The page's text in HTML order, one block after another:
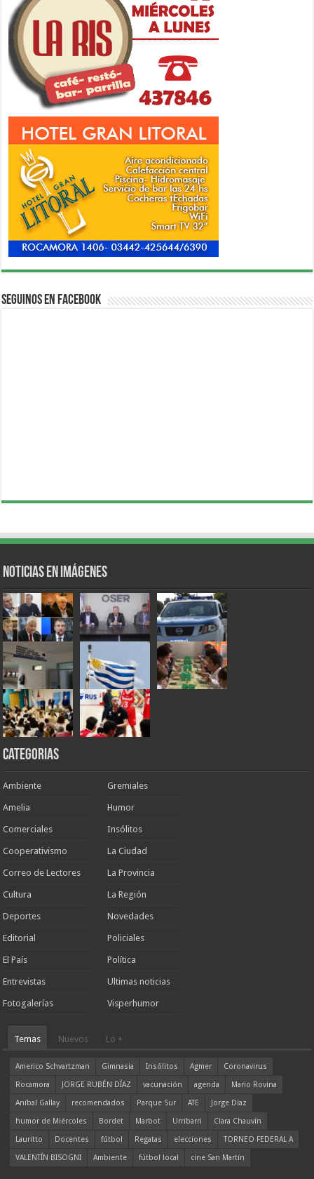
Seguinos en Facebook
Noticias en Imágenes
Categorias
Ambiente
Amelia
Comerciales
Cooperativismo
Correo de Lectores
Cultura
Deportes
Editorial
El País
Entrevistas
Fotogalerías
Gremiales
Humor
Insólitos
La Ciudad
La Provincia
La Región
Novedades
Policiales
Política
Ultimas noticias
Visperhumor
Temas Nuevos Lo +
Americo Schvartzman Gimnasia Insólitos Agmer
Coronavirus
Rocamora
JORGE RUBÉN DÍAZ vacunación agenda
Mario Rovina
Aníbal Gallay
recomendados Parque Sur ATE
Jorge Díaz
humor de Miércoles
Bordet Marbot Urribarri
Clara Chauvín
Lauritto
Docentes fútbol Regatas elecciones
TORNEO FEDERAL A
VALENTÍN BISOGNI
Ambiente fútbol local cine San Martín